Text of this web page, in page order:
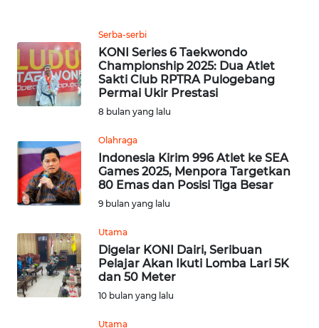
Serba-serbi
KONI Series 6 Taekwondo
Championship 2025: Dua Atlet
Sakti Club RPTRA Pulogebang
Permai Ukir Prestasi
8 bulan yang lalu
Olahraga
Indonesia Kirim 996 Atlet ke SEA
Games 2025, Menpora Targetkan
80 Emas dan Posisi Tiga Besar
9 bulan yang lalu
Utama
Digelar KONI Dairi, Seribuan
Pelajar Akan Ikuti Lomba Lari 5K
dan 50 Meter
10 bulan yang lalu
Utama
WN
DANAU
TOBA
WN
LANGKAT
TAPANULI
SELATAN
TANJUNG